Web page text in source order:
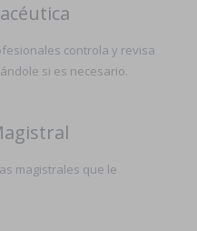
controla y revisa
si es necesario.
magistrales que le